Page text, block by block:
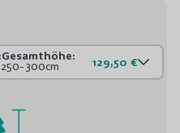
Gesamthöhe:
250-300cm 129,50 €